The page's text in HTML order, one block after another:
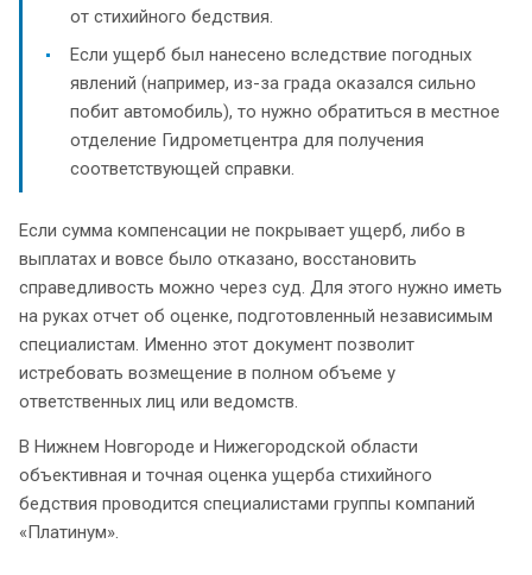
от стихийного бедствия.
Если ущерб был нанесено вследствие погодных
явлений (например, из-за града оказался сильно
побит автомобиль), то нужно обратиться в местное
отделение Гидрометцентра для получения
соответствующей справки.
Если сумма компенсации не покрывает ущерб, либо в
выплатах и вовсе было отказано, восстановить
справедливость можно через суд. Для этого нужно иметь
на руках отчет об оценке, подготовленный независимым
специалистам. Именно этот документ позволит
истребовать возмещение в полном объеме у
ответственных лиц или ведомств.
В Нижнем Новгороде и Нижегородской области
объективная и точная оценка ущерба стихийного
бедствия проводится специалистами группы компаний
«Платинум».